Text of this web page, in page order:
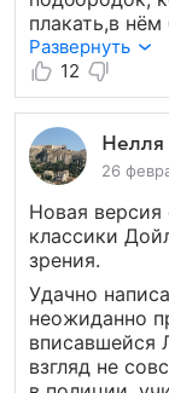
плакать,в
эмоции.
британец,у
выражать
Камбербэтча
Отстранённый
Ватсона,
значимости,
остальных,
практически
сыщик более
воспитывает
И фамилию
на одном
по
Развернуть
12
Нелля
26
Новая версия
классики
зрения.
Удачно
неожиданно
вписавшейся
взгляд не